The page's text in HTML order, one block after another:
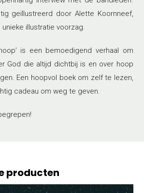
geïllustreerd door Alette Koornneef,
illustratie voorzag.
is een bemoedigend verhaal om
God die altijd dichtbij is en over hoop
Een hoopvol boek om zelf te lezen,
cadeau om weg te geven.
producten